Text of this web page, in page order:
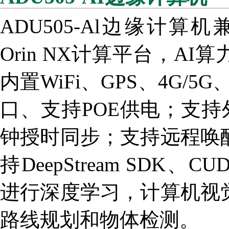
ADU505-Al边缘计算机
Orin NX计算平台，AI算
内置WiFi、GPS、4G/5G
口、支持POE供电；支
钟授时同步；支持远程
持DeepStream SDK、
进行深度学习，计算机
路线规划和物体检测。